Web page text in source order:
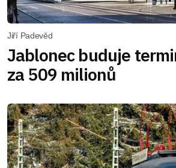
Jiří Padevěd
Jablonec buduje
za 509 milionů